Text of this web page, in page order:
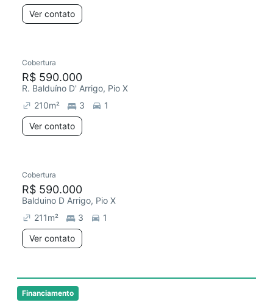
Financiamento
Ver contato
Cobertura
R$ 590.000
R. Balduíno D' Arrigo, Pio X
210m² 3
1
Ver contato
Cobertura
R$ 590.000
Balduino D Arrigo, Pio X
211m² 3
1
Ver contato